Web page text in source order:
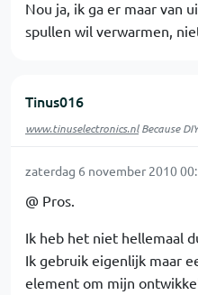
Nou ja, ik ga er maar van
spullen wil verwarmen,
Tinus016
www.tinuselectronics.nlBecause
zaterdag 6 november 2010
@ Pros.
Ik heb het niet hellemaal
Ik gebruik eigenlijk maar
element om mijn